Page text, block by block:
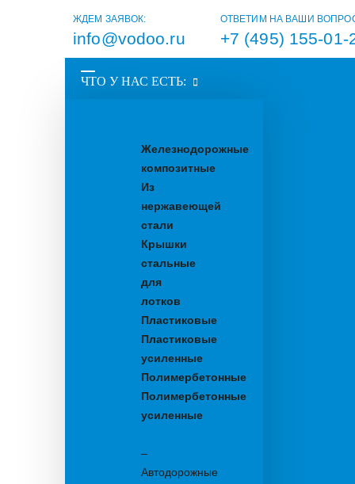
ЖДЕМ ЗАЯВОК:
info@vodoo.ru
ОТВЕТИМ НА ВАШИ
+7 (495) 155-01-
ЧТО У НАС ЕСТЬ:
Железнодорожные
композитные
Из
нержавеющей
стали
Крышки
стальные
для
лотков
Пластиковые
Пластиковые
усиленные
Полимербетонные
Полимербетонные
усиленные
–
Автодорожные